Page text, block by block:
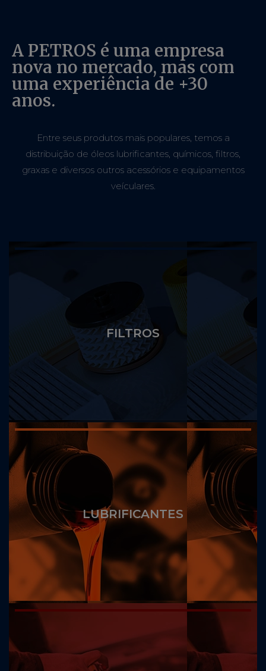
A PETROS é uma empresa
nova no mercado, mas com
uma experiência de +30
anos.
Entre seus produtos mais populares, temos a
distribuição de óleos lubrificantes, químicos, filtros,
graxas e diversos outros acessórios e equipamentos
veículares.
FILTROS
LUBRIFICANTES